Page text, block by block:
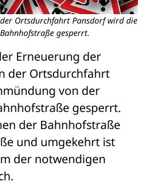
Ortsdurchfahrt Pansdorf wird die
gesperrt.
Erneuerung der
der Ortsdurchfahrt
von der
gesperrt.
der Bahnhofstraße
und umgekehrt ist
der notwendigen